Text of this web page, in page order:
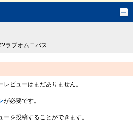
?ラブオムニバス
ビューはまだありません。
が必要です。
を投稿することができます。